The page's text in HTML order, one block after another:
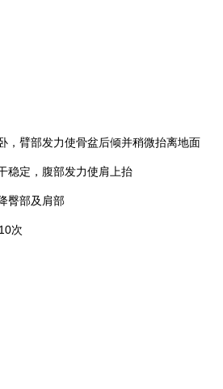
臂部发力使骨盆后倾并稍微抬离地面
定，腹部发力使肩上抬
部及肩部
次